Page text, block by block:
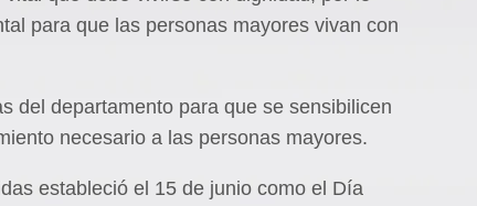
para que las personas mayores vivan con
del departamento para que se sensibilicen
necesario a las personas mayores.
estableció el 15 de junio como el Día